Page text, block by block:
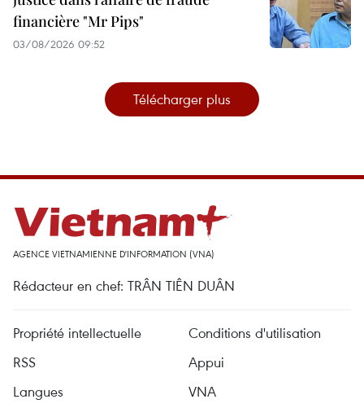
financière "Mr Pips"
03/08/2026 09:52
Télécharger plus
AGENCE VIETNAMIENNE D'INFORMATION (VNA)
Rédacteur en chef: TRÂN TIÊN DUÂN
Propriété intellectuelle
Conditions d'utilisation
RSS
Appui
Langues
VNA